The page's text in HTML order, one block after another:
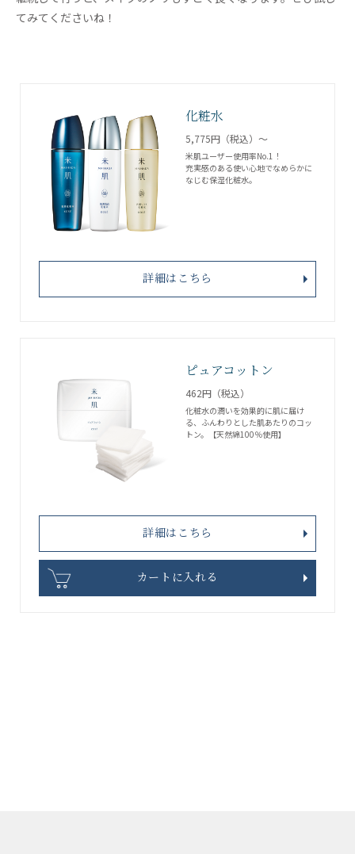
てみてくださいね！
化粧水
5,775円（税込）～
米肌ユーザー使用率No.1！
充実感のある使い心地でなめらかに
なじむ保湿化粧水。
詳細はこちら
ピュアコットン
462円（税込）
化粧水の潤いを効果的に肌に届け
る、ふんわりとした肌あたりのコッ
トン。【天然綿100％使用】
詳細はこちら
カートに入れる